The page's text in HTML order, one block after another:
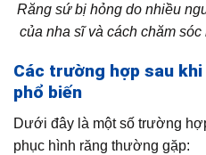
Răng sứ bị hỏng do nhiều
của nha sĩ và cách chăm
Các trường hợp sau
phổ biến
Dưới đây là một số trường
phục hình răng thường gặp: